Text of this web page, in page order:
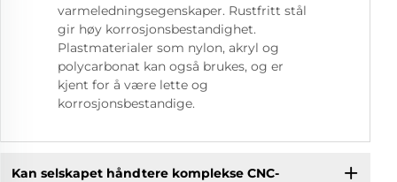
varmeledningsegenskaper. Rustfritt stål
gir høy korrosjonsbestandighet.
Plastmaterialer som nylon, akryl og
polycarbonat kan også brukes, og er
kjent for å være lette og
korrosjonsbestandige.
Kan selskapet håndtere komplekse CNC-